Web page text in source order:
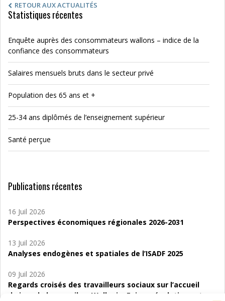
RETOUR AUX ACTUALITÉS
Statistiques récentes
Enquête auprès des consommateurs wallons – indice de la
confiance des consommateurs
Salaires mensuels bruts dans le secteur privé
Population des 65 ans et +
25-34 ans diplômés de l’enseignement supérieur
Santé perçue
Publications récentes
16 Juil 2026
Perspectives économiques régionales 2026-2031
13 Juil 2026
Analyses endogènes et spatiales de l’ISADF 2025
09 Juil 2026
Regards croisés des travailleurs sociaux sur l’accueil
de jour de bas seuil en Wallonie. Enjeux, évolutions et